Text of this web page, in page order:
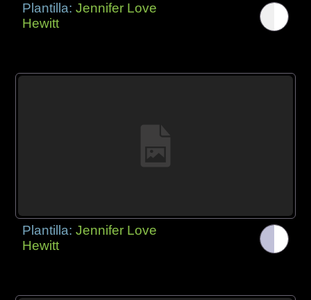
Plantilla:Jennifer Love
Hewitt
Plantilla:Jennifer Love
Hewitt